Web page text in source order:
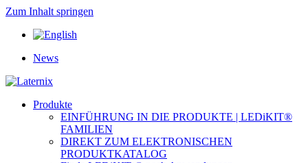
Zum Inhalt springen
News
Produkte
EINFÜHRUNG IN DIE PRODUKTE | LEDiKIT®
FAMILIEN
DIREKT ZUM ELEKTRONISCHEN
PRODUKTKATALOG